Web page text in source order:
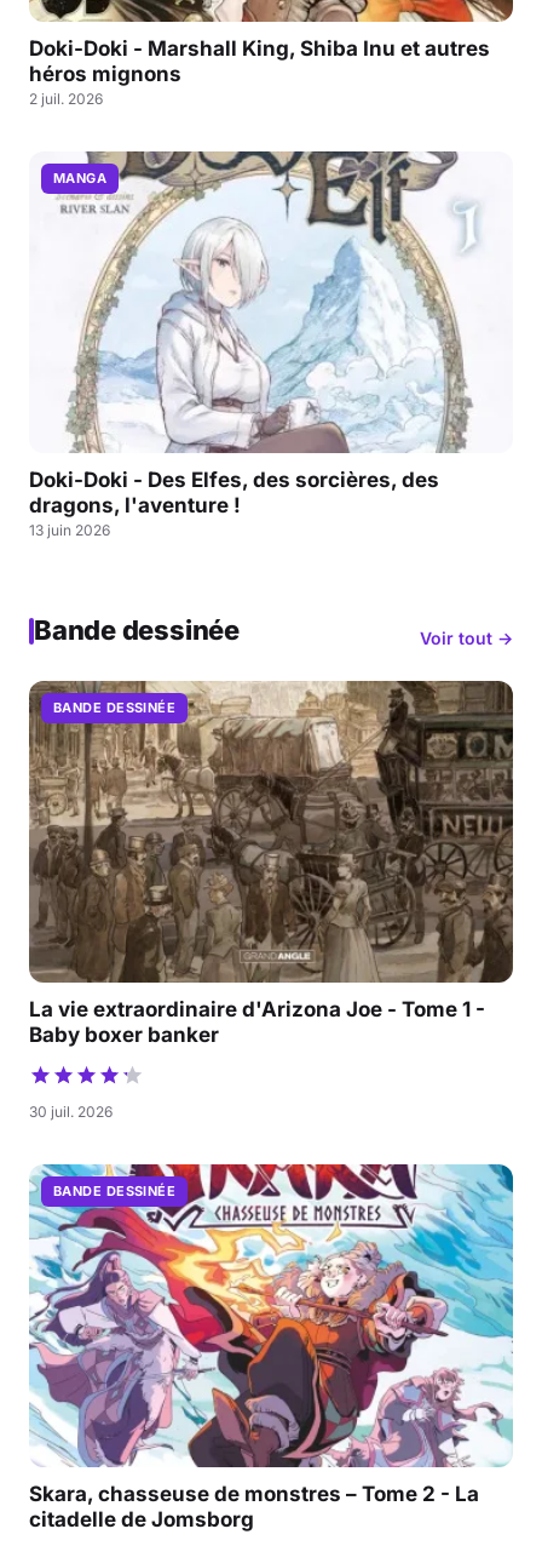
Doki-Doki - Marshall King, Shiba Inu et autres
héros mignons
2 juil. 2026
MANGA
Doki-Doki - Des Elfes, des sorcières, des
dragons, l'aventure !
13 juin 2026
Bande dessinée Voir tout →
BANDE DESSINÉE
La vie extraordinaire d'Arizona Joe - Tome 1 -
Baby boxer banker
30 juil. 2026
BANDE DESSINÉE
Skara, chasseuse de monstres – Tome 2 - La
citadelle de Jomsborg